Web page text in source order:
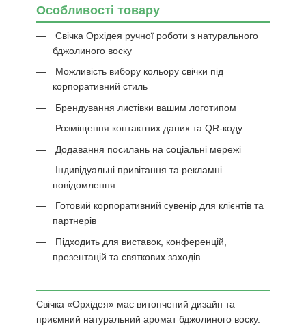
Особливості товару
Свічка Орхідея ручної роботи з натурального
бджолиного воску
Можливість вибору кольору свічки під
корпоративний стиль
Брендування листівки вашим логотипом
Розміщення контактних даних та QR-коду
Додавання посилань на соціальні мережі
Індивідуальні привітання та рекламні
повідомлення
Готовий корпоративний сувенір для клієнтів та
партнерів
Підходить для виставок, конференцій,
презентацій та святкових заходів
Свічка «Орхідея» має витончений дизайн та
приємний натуральний аромат бджолиного воску.